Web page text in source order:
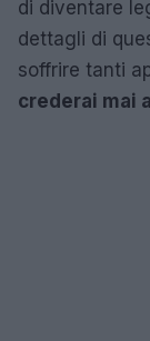
di diventare
dettagli di
soffrire tanti
crederai mai